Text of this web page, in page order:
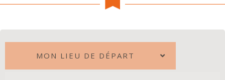
MON LIEU DE DÉPART